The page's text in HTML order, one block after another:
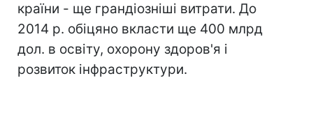
країни - ще грандіозніші витрати. До
2014 р. обіцяно вкласти ще 400 млрд
дол. в освіту, охорону здоров'я і
розвиток інфраструктури.